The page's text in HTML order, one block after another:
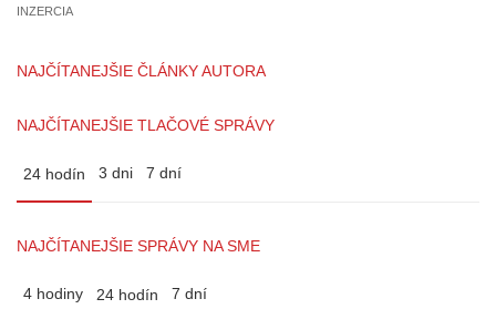
INZERCIA
NAJČÍTANEJŠIE ČLÁNKY AUTORA
NAJČÍTANEJŠIE TLAČOVÉ SPRÁVY
24 hodín 3 dni 7 dní
NAJČÍTANEJŠIE SPRÁVY NA SME
4 hodiny 24 hodín 7 dní